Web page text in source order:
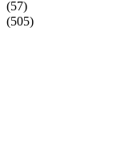
(57)
(505)